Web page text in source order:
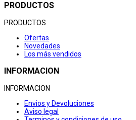
PRODUCTOS
PRODUCTOS
Ofertas
Novedades
Los más vendidos
INFORMACION
INFORMACION
Envios y Devoluciones
Aviso legal